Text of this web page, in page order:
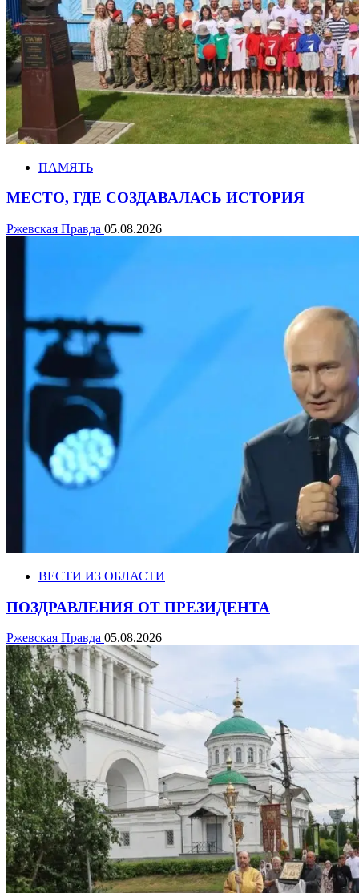
ПАМЯТЬ
МЕСТО, ГДЕ СОЗДАВАЛАСЬ ИСТОРИЯ
Ржевская Правда 05.08.2026
ВЕСТИ ИЗ ОБЛАСТИ
ПОЗДРАВЛЕНИЯ ОТ ПРЕЗИДЕНТА
Ржевская Правда 05.08.2026